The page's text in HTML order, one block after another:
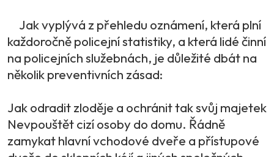
Jak vyplývá z přehledu oznámení, která plní
každoročně policejní statistiky, a která lidé činní
na policejních služebnách, je důležité dbát na
několik preventivních zásad:
Jak odradit zloděje a ochránit tak svůj majetek
Nevpouštět cizí osoby do domu. Řádně
zamykat hlavní vchodové dveře a přístupové